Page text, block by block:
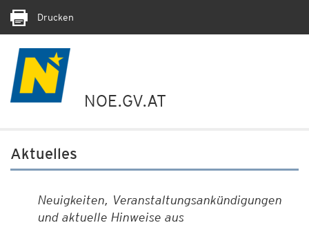
Drucken
NOE.GV.AT
Aktuelles
Neuigkeiten, Veranstaltungsankündigungen
und aktuelle Hinweise aus